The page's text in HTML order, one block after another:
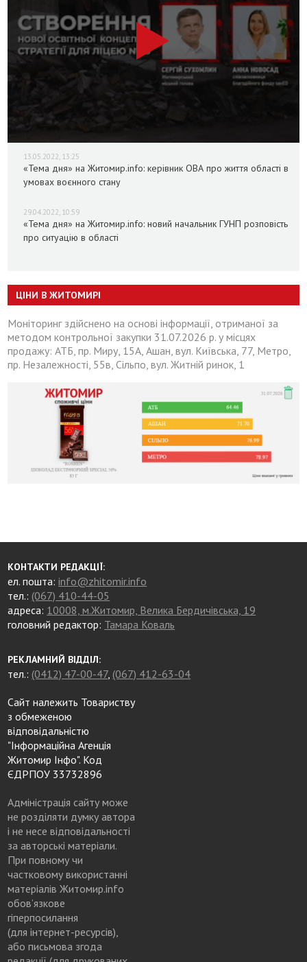
13.05.2022, 13:25
«Тема дня» на Житомир.info: керівник ОВА про життя області в
умовах воєнного стану
29.04.2022, 10:59
«Тема дня» на Житомир.info: новий начальник ГУНП розповість
про ситуацію в області
ЦІНИ В ЖИТОМИРІ
Моніторинг здійснено на основі інформації, отриманої за
методом контрольної закупки 31.07.2026 р. у місцях
продажу: АТБ, пр. Миру, 15А, Ашан, вул. Київська, 77, Метро,
пр. Незалежності, 55в, Сільпо, вул. Житній ринок, 1
КОНТАКТИ РЕДАКЦІЇ:
ел. пошта:info@zhitomir.info
тел.: (067) 410-44-05
адреса: 10008, м.Житомир, Велика Бердичівська, 19
головний редактор: Тамара Коваль
РЕКЛАМНИЙ ВІДДІЛ:
тел.: (0412) 47-00-47, (067) 412-63-04
Сайт належить Товариству
з обмеженою
відповідальністю
"Інформаційна Агенція
Житомир Інфо". Код
ЄДРПОУ 33732896
Адміністрація сайту може
не розділяти думку автора
і не несе відповідальності
за авторські матеріали.
При повному чи
частковому використанні
матеріалів Житомир.info
обов’язкове
гіперпосилання
(для інтернет-ресурсів),
або письмова згода